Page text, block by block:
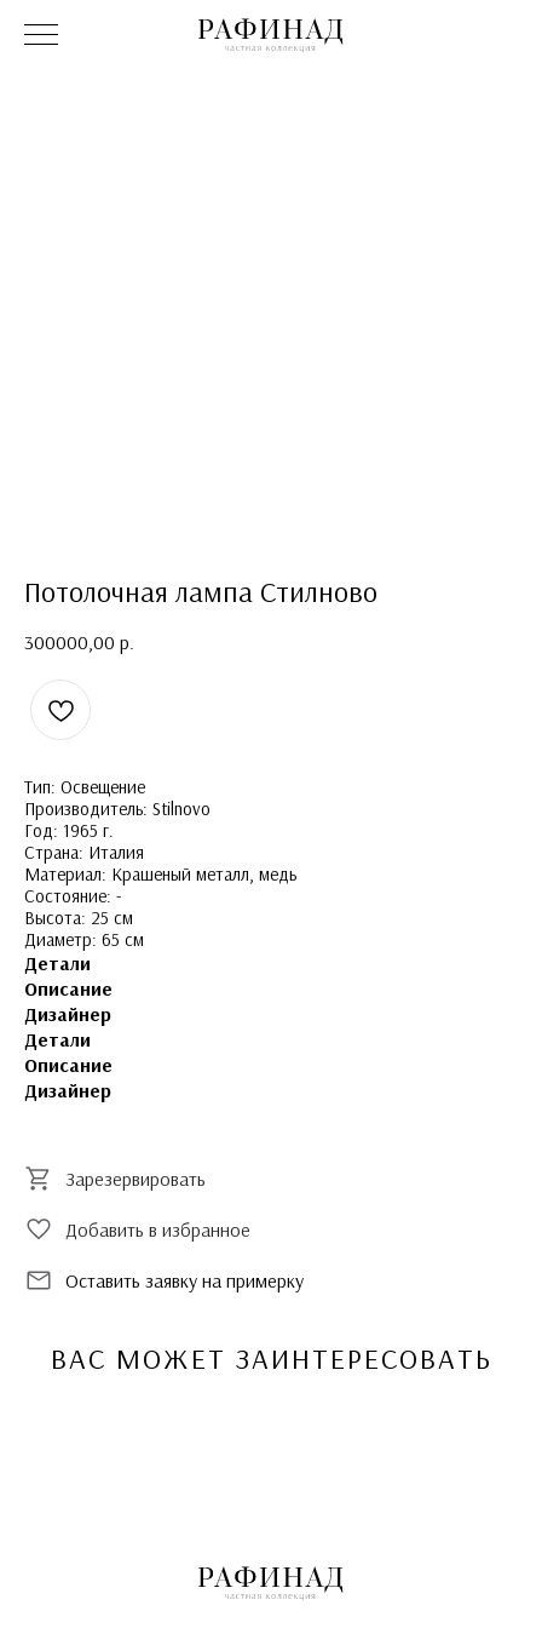
Потолочная лампа Стилново
300000,00 р.
Тип: Освещение
Производитель: Stilnovo
Год: 1965 г.
Страна: Италия
Материал: Крашеный металл, медь
Состояние: -
Высота: 25 см
Диаметр: 65 см
Детали
Описание
Дизайнер
Детали
Описание
Дизайнер
Зарезервировать
Добавить в избранное
Оставить заявку на примерку
ВАС МОЖЕТ ЗАИНТЕРЕСОВАТЬ